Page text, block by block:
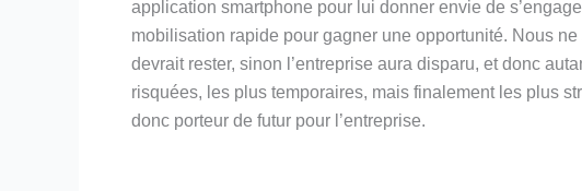
application smartphone pour lui donner envie de
mobilisation rapide pour gagner une opportunité. Nous
devrait rester, sinon l’entreprise aura disparu, et donc
risquées, les plus temporaires, mais finalement les plus
donc porteur de futur pour l’entreprise.